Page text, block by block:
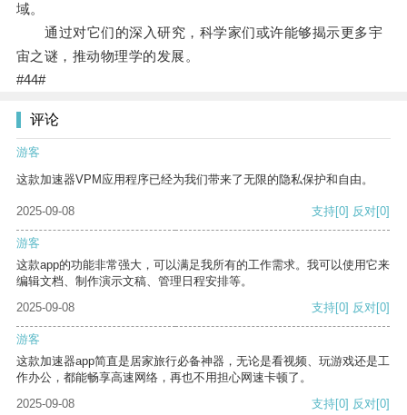
域。
通过对它们的深入研究，科学家们或许能够揭示更多宇
宙之谜，推动物理学的发展。
#44#
评论
游客
这款加速器VPM应用程序已经为我们带来了无限的隐私保护和自由。
2025-09-08 支持[0] 反对[0]
游客
这款app的功能非常强大，可以满足我所有的工作需求。我可以使用它来
编辑文档、制作演示文稿、管理日程安排等。
2025-09-08
支持[0] 反对[0]
游客
这款加速器app简直是居家旅行必备神器，无论是看视频、玩游戏还是工
作办公，都能畅享高速网络，再也不用担心网速卡顿了。
2025-09-08
支持[0] 反对[0]